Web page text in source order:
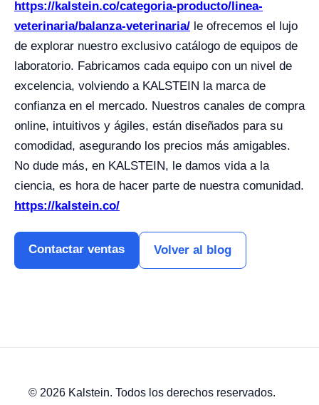
https://kalstein.co/categoria-producto/linea-
veterinaria/balanza-veterinaria/ le ofrecemos el lujo
de explorar nuestro exclusivo catálogo de equipos de
laboratorio. Fabricamos cada equipo con un nivel de
excelencia, volviendo a KALSTEIN la marca de
confianza en el mercado. Nuestros canales de compra
online, intuitivos y ágiles, están diseñados para su
comodidad, asegurando los precios más amigables.
No dude más, en KALSTEIN, le damos vida a la
ciencia, es hora de hacer parte de nuestra comunidad.
https://kalstein.co/
Contactar ventas Volver al blog
© 2026 Kalstein. Todos los derechos reservados.